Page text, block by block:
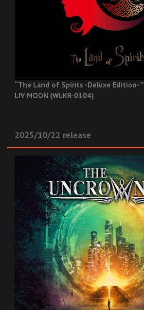
“The Land of Spirits -Deluxe Edition- ”
LIV MOON (WLKR-0104)
2025/10/22 release